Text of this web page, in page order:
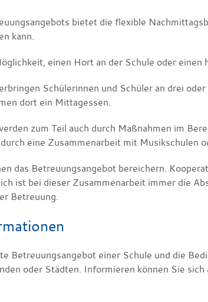
bietet die flexible
kann.
einen Hort an der Schule oder
Schülerinnen und Schüler an drei
dort ein Mittagessen.
zum Teil auch durch Maßnahmen im
eine Zusammenarbeit mit Musikschulen
das Betreuungsangebot bereichern.
ist bei dieser Zusammenarbeit immer die
Betreuung.
Betreuungsangebot einer Schule und die
oder Städten. Informieren können Sie